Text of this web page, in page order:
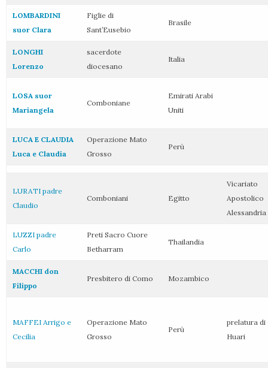
LOMBARDINI
suor Clara
Figlie di
Sant’Eusebio
Brasile
LONGHI
Lorenzo
sacerdote
diocesano
Italia
LOSA suor
Mariangela
Comboniane
Emirati Arabi
Uniti
LUCA E CLAUDIA
Luca e Claudia
Operazione Mato
Grosso
Perù
LURATI padre
Claudio
Comboniani Egitto
Vicariato
Apostolico
Alessandria
LUZZI padre
Carlo
Preti Sacro Cuore
Betharram
Thailandia
MACCHI don
Filippo
Presbitero di Como Mozambico
MAFFEI Arrigo e
Cecilia
Operazione Mato
Grosso
Perù
prelatura di
Huari